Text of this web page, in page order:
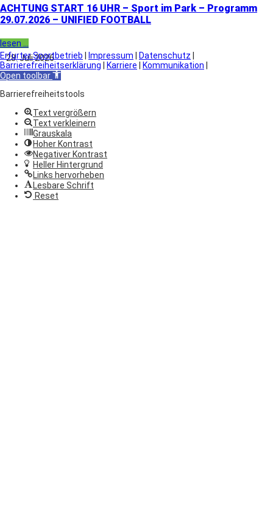
ACHTUNG START 16 UHR – Sport im Park – Programm
29.07.2026 – UNIFIED FOOTBALL
lesen ...
28. Juli 2026
Erfurter Sportbetrieb Impressum Datenschutz
Barrierefreiheitserklärung
Karriere Kommunikation
Open toolbar
Barrierefreiheitstools
Text vergrößern
Text verkleinern
Grauskala
Hoher Kontrast
Negativer Kontrast
Heller Hintergrund
Links hervorheben
Lesbare Schrift
Reset